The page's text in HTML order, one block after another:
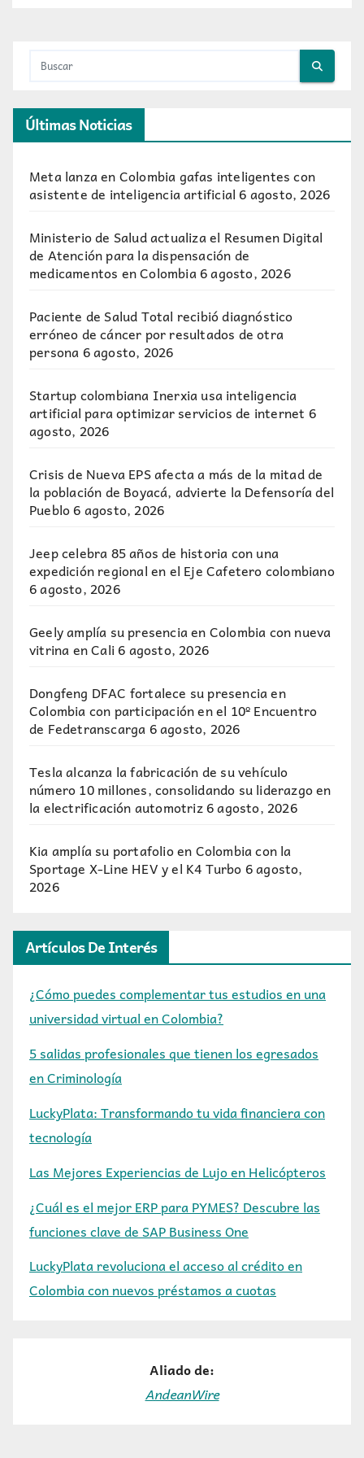
Últimas Noticias
Meta lanza en Colombia gafas inteligentes con
asistente de inteligencia artificial 6 agosto, 2026
Ministerio de Salud actualiza el Resumen Digital
de Atención para la dispensación de
medicamentos en Colombia6 agosto, 2026
Paciente de Salud Total recibió diagnóstico
erróneo de cáncer por resultados de otra
persona6 agosto, 2026
Startup colombiana Inerxia usa inteligencia
artificial para optimizar servicios de internet 6
agosto, 2026
Crisis de Nueva EPS afecta a más de la mitad de
la población de Boyacá, advierte la Defensoría del
Pueblo6 agosto, 2026
Jeep celebra 85 años de historia con una
expedición regional en el Eje Cafetero colombiano
6 agosto, 2026
Geely amplía su presencia en Colombia con nueva
vitrina en Cali 6 agosto, 2026
Dongfeng DFAC fortalece su presencia en
Colombia con participación en el 10º Encuentro
de Fedetranscarga6 agosto, 2026
Tesla alcanza la fabricación de su vehículo
número 10 millones, consolidando su liderazgo en
la electrificación automotriz6 agosto, 2026
Kia amplía su portafolio en Colombia con la
Sportage X-Line HEV y el K4 Turbo6 agosto,
2026
Artículos De Interés
¿Cómo puedes complementar tus estudios en una
universidad virtual en Colombia?
5 salidas profesionales que tienen los egresados
en Criminología
LuckyPlata: Transformando tu vida financiera con
tecnología
Las Mejores Experiencias de Lujo en Helicópteros
¿Cuál es el mejor ERP para PYMES? Descubre las
funciones clave de SAP Business One
LuckyPlata revoluciona el acceso al crédito en
Colombia con nuevos préstamos a cuotas
Aliado de:
AndeanWire